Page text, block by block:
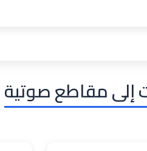
إلى مقاطع صوتية